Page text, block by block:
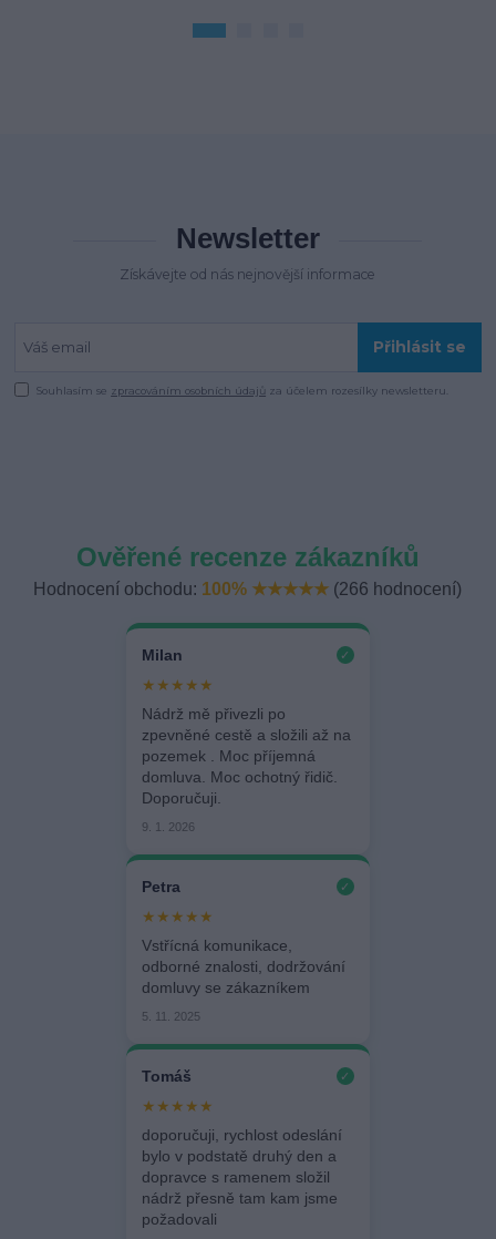
Newsletter
Získávejte od nás nejnovější informace
Přihlásit se
Souhlasím se zpracováním osobních údajů za účelem rozesílky newsletteru.
Ověřené recenze zákazníků
Hodnocení obchodu: 100% ★★★★★ (266 hodnocení)
Milan ✓
★★★★★
Nádrž mě přivezli po
zpevněné cestě a složili až na
pozemek . Moc příjemná
domluva. Moc ochotný řidič.
Doporučuji.
9. 1. 2026
Petra ✓
★★★★★
Vstřícná komunikace,
odborné znalosti, dodržování
domluvy se zákazníkem
5. 11. 2025
Tomáš ✓
★★★★★
doporučuji, rychlost odeslání
bylo v podstatě druhý den a
dopravce s ramenem složil
nádrž přesně tam kam jsme
požadovali